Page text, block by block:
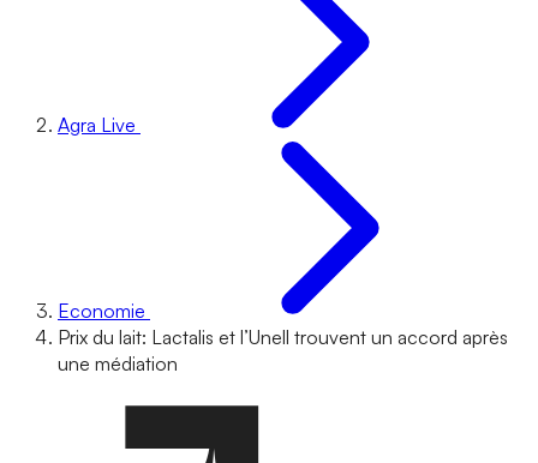
Agra Live
Economie
Prix du lait: Lactalis et l’Unell trouvent un accord après
une médiation